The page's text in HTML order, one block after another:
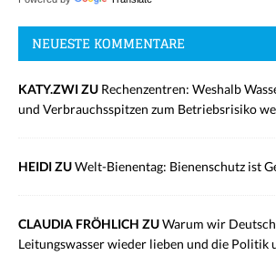
NEUESTE KOMMENTARE
KATY.ZWI ZU Rechenzentren: Weshalb
und Verbrauchsspitzen zum Betriebsrisiko
HEIDI ZUWelt-Bienentag: Bienenschutz ist
CLAUDIA FRÖHLICH ZUWarum wir
Leitungswasser wieder lieben und die Politik